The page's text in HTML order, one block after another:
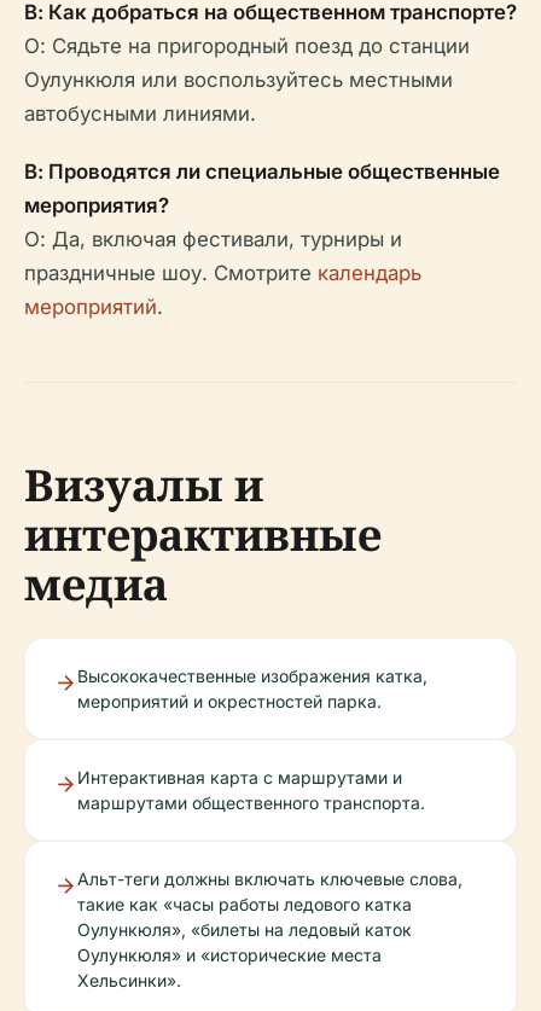
В: Как добраться на общественном транспорте?
О: Сядьте на пригородный поезд до станции
Оулункюля или воспользуйтесь местными
автобусными линиями.
В: Проводятся ли специальные общественные
мероприятия?
О: Да, включая фестивали, турниры и
праздничные шоу. Смотрите календарь
мероприятий.
Визуалы и
интерактивные
медиа
Высококачественные изображения катка,
мероприятий и окрестностей парка.
Интерактивная карта с маршрутами и
маршрутами общественного транспорта.
Альт-теги должны включать ключевые слова,
такие как «часы работы ледового катка
Оулункюля», «билеты на ледовый каток
Оулункюля» и «исторические места
Хельсинки».